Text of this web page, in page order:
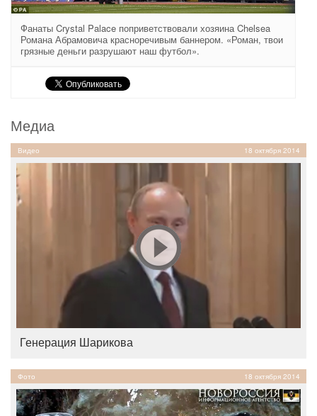
Фанаты Crystal Palace поприветствовали хозяина Chelsea
Романа Абрамовича красноречивым баннером. «Роман, твои
грязные деньги разрушают наш футбол».
Медиа
Видео 18 октября 2014
Генерация Шарикова
Фото 18 октября 2014